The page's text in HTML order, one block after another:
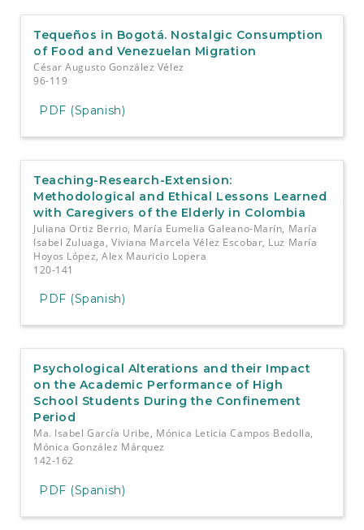
Tequeños in Bogotá. Nostalgic Consumption
of Food and Venezuelan Migration
César Augusto González Vélez
96-119
PDF (Spanish)
Teaching-Research-Extension:
Methodological and Ethical Lessons Learned
with Caregivers of the Elderly in Colombia
Juliana Ortiz Berrio, María Eumelia Galeano-Marín, María
Isabel Zuluaga, Viviana Marcela Vélez Escobar, Luz María
Hoyos López, Alex Mauricio Lopera
120-141
PDF (Spanish)
Psychological Alterations and their Impact
on the Academic Performance of High
School Students During the Confinement
Period
Ma. Isabel García Uribe, Mónica Leticia Campos Bedolla,
Mónica González Márquez
142-162
PDF (Spanish)